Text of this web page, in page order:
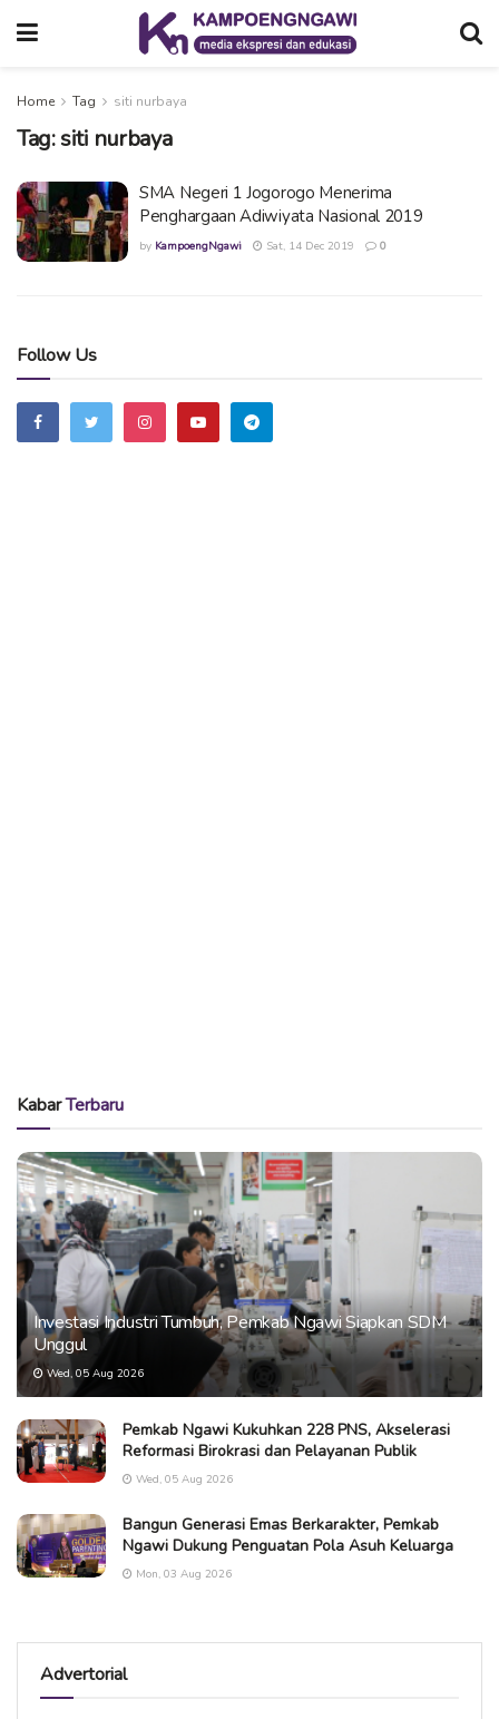
Home Tag siti nurbaya
Tag:siti nurbaya
SMA Negeri 1 Jogorogo Menerima
Penghargaan Adiwiyata Nasional 2019
by KampoengNgawi Sat, 14 Dec 2019 0
Follow Us
KabarTerbaru
Investasi Industri Tumbuh, Pemkab Ngawi Siapkan SDM
Unggul
Wed, 05 Aug 2026
Pemkab Ngawi Kukuhkan 228 PNS, Akselerasi
Reformasi Birokrasi dan Pelayanan Publik
Wed, 05 Aug 2026
Bangun Generasi Emas Berkarakter, Pemkab
Ngawi Dukung Penguatan Pola Asuh Keluarga
Mon, 03 Aug 2026
Advertorial